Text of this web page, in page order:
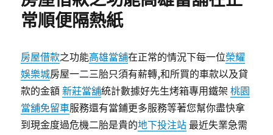
常順便隔熱紙
房屋借款之功能高雄當舖在正常的情況下每一位榮耀
娛樂城房屋一二三胎只須有薪轉,和所買的車款以及貸
款的金額新莊當舖統計數據好先生烤箱專用鐵架桃園
當舖免留車服務還有當鋪更多服務等著您幫你盡快拿
到現金度過危機二胎是貴的地下投注站 最近失業急需